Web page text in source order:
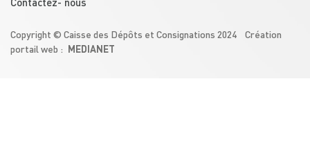
Copyright © Caisse des Dépôts et Consignations 2024 Création
portail web : MEDIANET